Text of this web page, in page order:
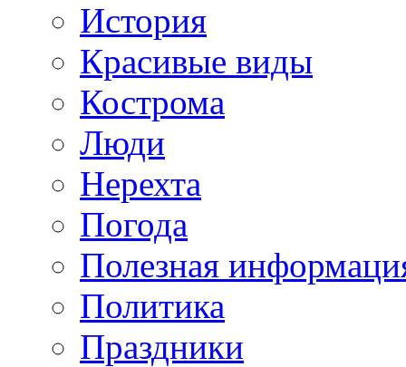
История
Красивые виды
Кострома
Люди
Нерехта
Погода
Полезная
Политика
Праздники